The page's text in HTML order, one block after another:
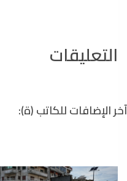
التعليقات
آخر الإضافات للكاتب (ة):